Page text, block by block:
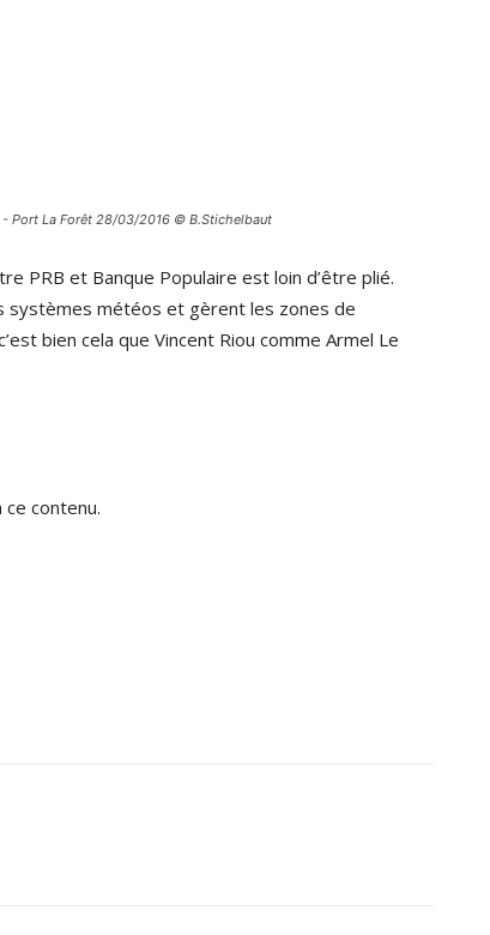
- Port La Forêt 28/03/2016 © B.Stichelbaut
PRB et Banque Populaire est loin d’être plié.
systèmes météos et gèrent les zones de
bien cela que Vincent Riou comme Armel Le
contenu.